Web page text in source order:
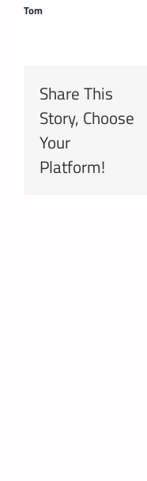
Tom
Share This
Story, Choose
Your
Platform!